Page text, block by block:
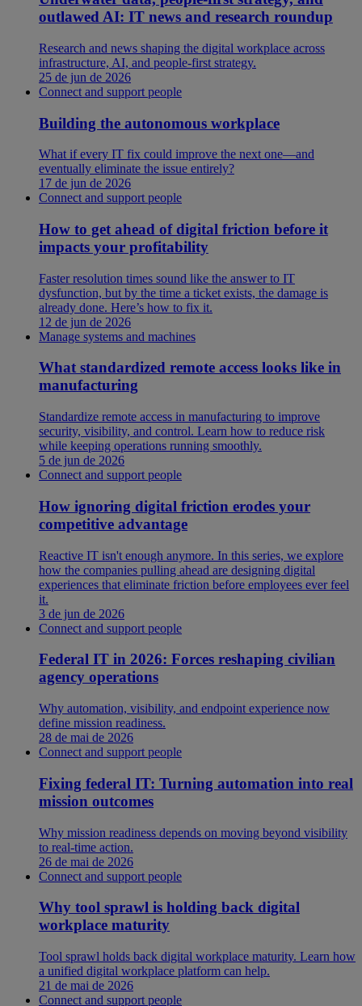
outlawed AI: IT news and research roundup
Research and news shaping the digital workplace across
infrastructure, AI, and people-first strategy.
25 de jun de 2026
Connect and support people
Building the autonomous workplace
What if every IT fix could improve the next one—and
eventually eliminate the issue entirely?
17 de jun de 2026
Connect and support people
How to get ahead of digital friction before it
impacts your profitability
Faster resolution times sound like the answer to IT
dysfunction, but by the time a ticket exists, the damage is
already done. Here’s how to fix it.
12 de jun de 2026
Manage systems and machines
What standardized remote access looks like in
manufacturing
Standardize remote access in manufacturing to improve
security, visibility, and control. Learn how to reduce risk
while keeping operations running smoothly.
5 de jun de 2026
Connect and support people
How ignoring digital friction erodes your
competitive advantage
Reactive IT isn't enough anymore. In this series, we explore
how the companies pulling ahead are designing digital
experiences that eliminate friction before employees ever feel
it.
3 de jun de 2026
Connect and support people
Federal IT in 2026: Forces reshaping civilian
agency operations
Why automation, visibility, and endpoint experience now
define mission readiness.
28 de mai de 2026
Connect and support people
Fixing federal IT: Turning automation into real
mission outcomes
Why mission readiness depends on moving beyond visibility
to real-time action.
26 de mai de 2026
Connect and support people
Why tool sprawl is holding back digital
workplace maturity
Tool sprawl holds back digital workplace maturity. Learn how
a unified digital workplace platform can help.
21 de mai de 2026
Connect and support people